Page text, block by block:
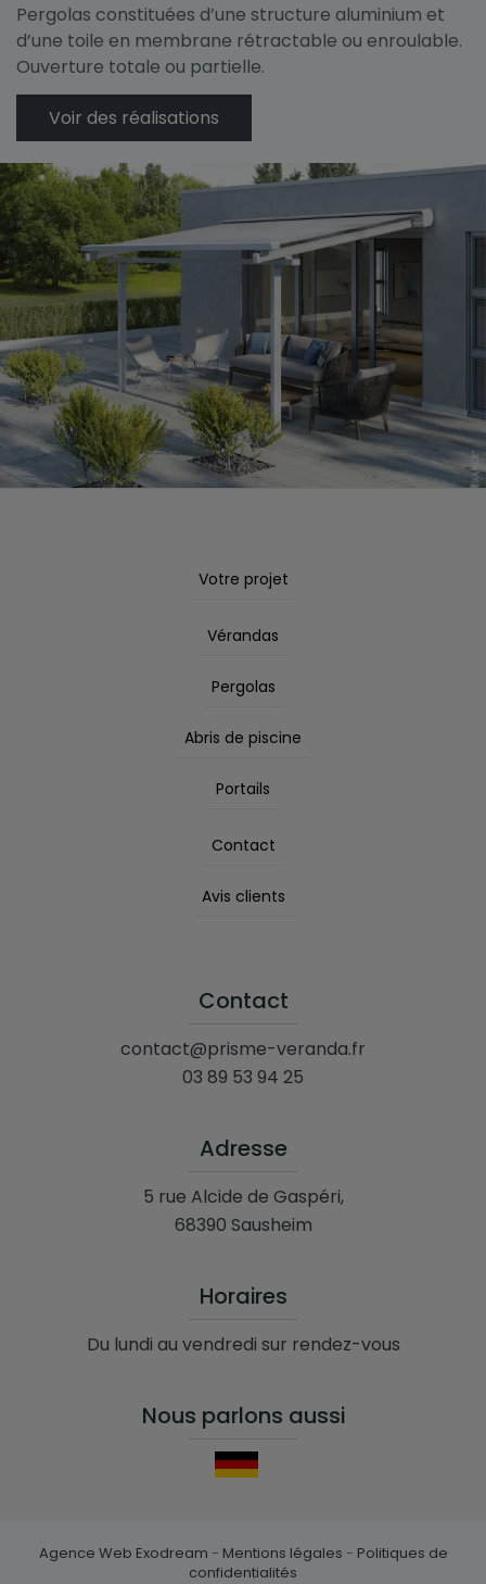
Pergolas constituées d’une structure aluminium et
d’une toile en membrane rétractable ou enroulable.
Ouverture totale ou partielle.
Voir des réalisations
Votre projet
Vérandas
Pergolas
Abris de piscine
Portails
Contact
Avis clients
Contact
contact@prisme-veranda.fr
03 89 53 94 25
Adresse
5 rue Alcide de Gaspéri,
68390 Sausheim
Horaires
Du lundi au vendredi sur rendez-vous
Nous parlons aussi
Agence Web Exodream - Mentions légales - Politiques de
confidentialités